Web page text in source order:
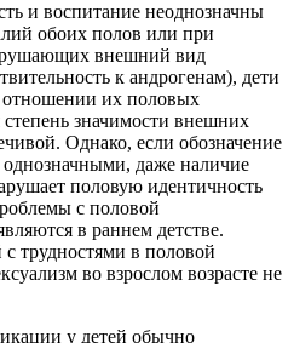
и воспитание неоднозначны
обоих полов или при
внешний вид
к андрогенам), дети
их половых
значимости внешних
Однако, если обозначение
даже наличие
половую идентичность
с половой
в раннем детстве.
трудностями в половой
во взрослом возрасте не
у детей обычно